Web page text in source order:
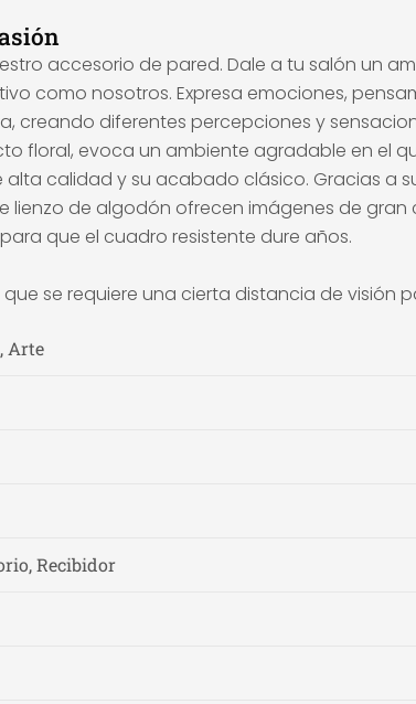
accesorio de pared. Dale a tu salón un
como nosotros. Expresa emociones,
creando diferentes percepciones y
floral, evoca un ambiente agradable en el
alta calidad y su acabado clásico. Gracias
lienzo de algodón ofrecen imágenes de
que el cuadro resistente dure años.
que se requiere una cierta distancia de
Arte
Recibidor